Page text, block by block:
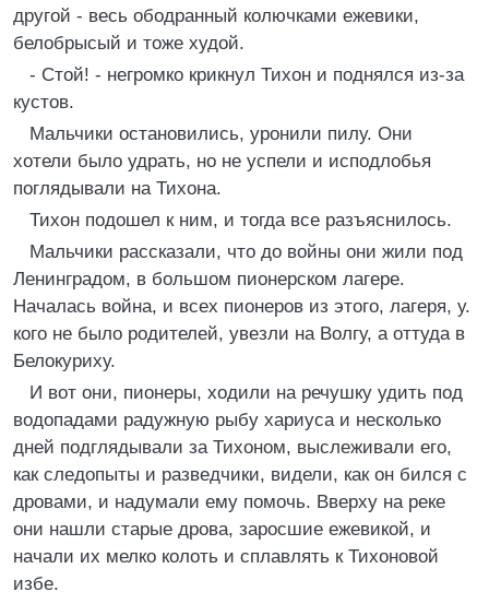
другой - весь ободранный колючками ежевики,
белобрысый и тоже худой.
- Стой! - негромко крикнул Тихон и поднялся из-за
кустов.
Мальчики остановились, уронили пилу. Они
хотели было удрать, но не успели и исподлобья
поглядывали на Тихона.
Тихон подошел к ним, и тогда все разъяснилось.
Мальчики рассказали, что до войны они жили под
Ленинградом, в большом пионерском лагере.
Началась война, и всех пионеров из этого, лагеря, у.
кого не было родителей, увезли на Волгу, а оттуда в
Белокуриху.
И вот они, пионеры, ходили на речушку удить под
водопадами радужную рыбу хариуса и несколько
дней подглядывали за Тихоном, выслеживали его,
как следопыты и разведчики, видели, как он бился с
дровами, и надумали ему помочь. Вверху на реке
они нашли старые дрова, заросшие ежевикой, и
начали их мелко колоть и сплавлять к Тихоновой
избе.